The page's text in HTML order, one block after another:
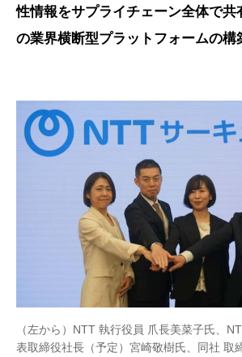
性情報をサプライチェーン全体で共
の業界横断型プラットフォームの構
（左から）NTT 執行役員 爪長美菜子氏、
表取締役社長（予定）宮崎敬樹氏、同社 取